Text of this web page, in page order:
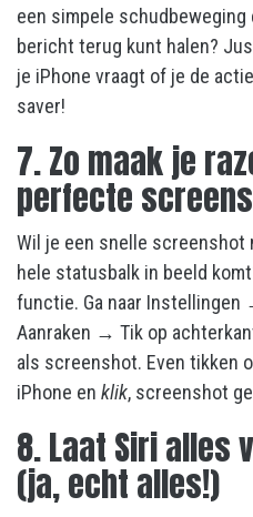
een simpele
bericht terug kunt halen?
je iPhone vraagt of je de
saver!
7. Zo maak je
perfecte
Wil je een snelle screenshot
hele statusbalk in beeld
functie. Ga naar
Aanraken → Tik op
als screenshot. Even tikken
iPhone en klik, screenshot
8. Laat Siri alles
(ja, echt alles!)